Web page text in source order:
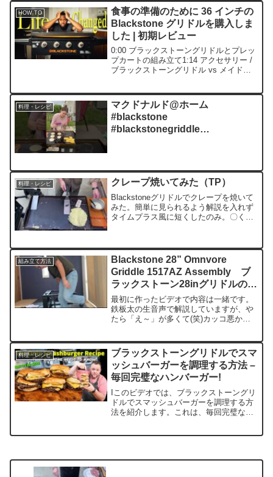
ストーングリドルでビールグレーズドブ
ラートヴルストバイト...
HOW TO
食事の準備のために 36 インチの
Blackstone グリドルを購入しま
した | 初期レビュー
0:00 ブラックストーングリドルとプレッ
プカートの組み立て1:14 アクセサリー /
ブラックストーングリドル vs メイドイ
36インチのブラックス...
料理・レシピ
マクドナルド@ホーム
#blackstone
#blackstonegriddle
料理・レシピ クレープ焼いてみた（TP）
Blackstoneグリドルでクレープを焼いて
みた。簡単に見られるよう解説を入れず
タイムプラス風に短くしたのみ。〇く広
した。このあとにクレープシュゼットで
フランベして食...
組み立て方法
Blackstone 28” Omnvore
Griddle 1517AZ Assembly ブ
ラックストーン28inグリドルの組
み立て方法。鉄板太の解説。
最初に作ったビデオで内容は一緒です。
鉄板太の生音声で解説していますが、や
たら「え～」が多くて(笑)カッコ悪かっ
Blackstoneグリドル組み立ての様子。ガ
スグリドルは日本...
料理・レシピ
ブラックストーングリドルでスマ
ッシュバーガーを調理する方法 –
毎回完璧なハンバーガー!
Iこのビデオでは、ブラックストーングリ
ドルでスマッシュバーガーを調理する方
法を紹介します。これは、毎回完璧なハ